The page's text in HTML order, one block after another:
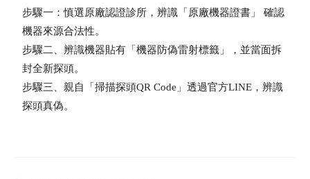
步驟一：慎選原廠認證診所，辨識「原廠機器證書」 確認
機器來源合法性。
步驟二、辨識機器貼有「機器防偽雷射標籤」，並當面拆
封全新探頭。
步驟三、親自「掃描探頭QR Code」透過官方LINE，辨識
探頭真偽。